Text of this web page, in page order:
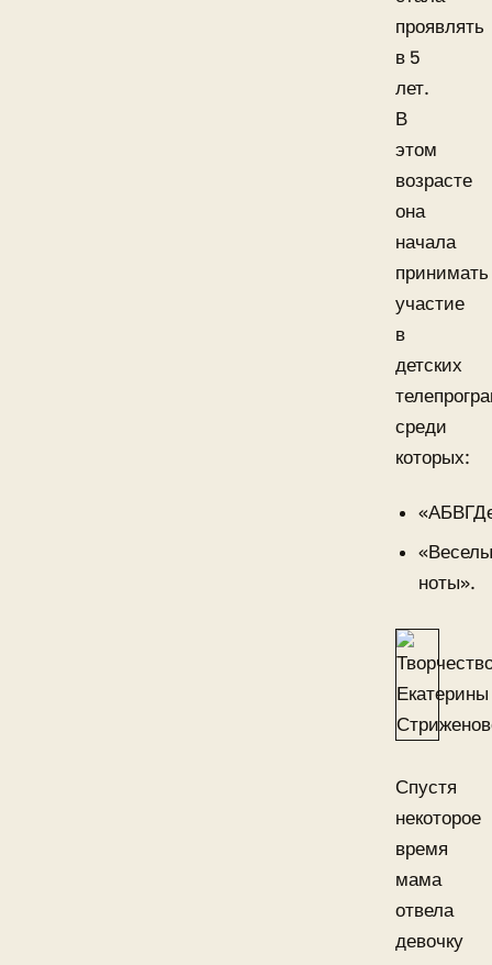
проявлять
в 5
лет.
В
этом
возрасте
она
начала
принимать
участие
в
детских
среди
которых:
ноты».
Спустя
некоторое
время
мама
отвела
девочку